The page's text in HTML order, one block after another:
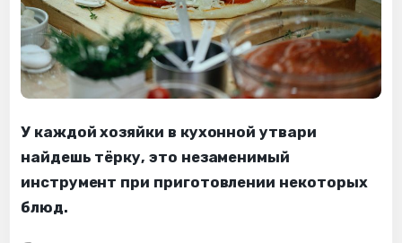
У каждой хозяйки в кухонной утвари
найдешь тёрку, это незаменимый
инструмент при приготовлении некоторых
блюд.